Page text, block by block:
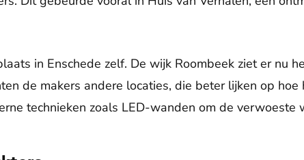
in Enschede zelf. De wijk Roombeek ziet er nu
de makers andere locaties, die beter lijken op
technieken zoals LED-wanden om de verwoeste